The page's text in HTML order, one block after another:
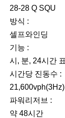
28-28 Q SQU
방식 :
셀프와인딩
기능 :
시, 분, 24시간
시간당 진동수 :
21,600vph(3Hz)
파워리저브 :
약 48시간